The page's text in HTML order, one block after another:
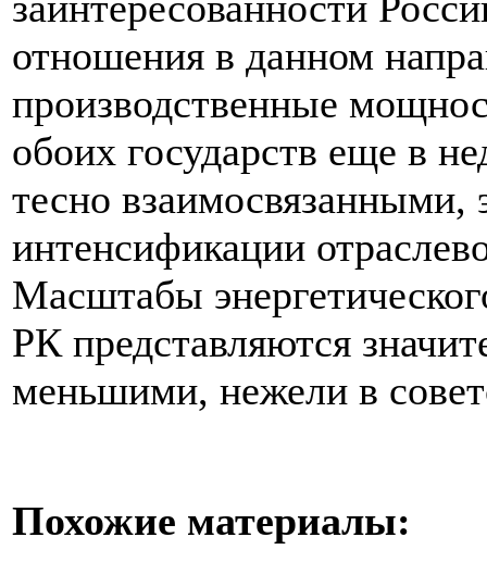
отношения в данном
производственные
обоих государств еще в
тесно взаимосвязанными,
интенсификации
Масштабы
РК представляются
меньшими, нежели в
Похожие материалы: